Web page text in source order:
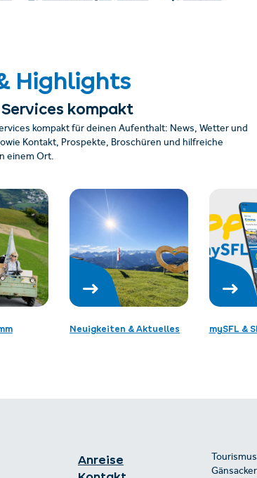
Highlights
kompakt
kompakt für deinen Aufenthalt: News, Wetter und
Kontakt, Prospekte, Broschüren und hilfreiche
einem Ort.
Neuigkeiten & Aktuelles mySFL &
Anreise